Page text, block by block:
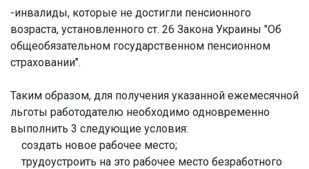
-инвалиды, которые не достигли пенсионного
возраста, установленного ст. 26 Закона Украины "Об
общеобязательном государственном пенсионном
страховании".
Таким образом, для получения указанной ежемесячной
льготы работодателю необходимо одновременно
выполнить 3 следующие условия:
создать новое рабочее место;
трудоустроить на это рабочее место безработного